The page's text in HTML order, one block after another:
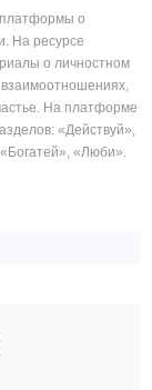
о
На ресурсе
о личностном
взаимоотношениях,
На платформе
«Действуй»,
«Люби».